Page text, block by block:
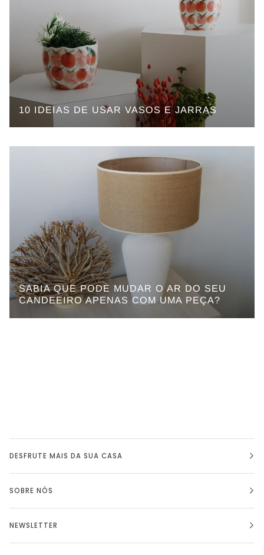
10 IDEIAS DE USAR VASOS E JARRAS
SABIA QUE PODE MUDAR O AR DO SEU
CANDEEIRO APENAS COM UMA PEÇA?
DESFRUTE MAIS DA SUA CASA
SOBRE NÓS
NEWSLETTER